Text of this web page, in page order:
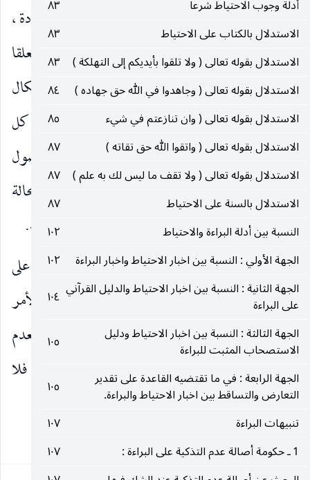
أدلة وجوب الاحتياط شرعا
٨٣
الاستدلال بالكتاب على الاحتياط
٨٣
الاستدلال بقوله تعالى ( ولا تلقوا بأيديكم إلى التهلكة ) ٨٣
الاستدلال بقوله تعالى ( وجاهدوا في الله حق جهاده )
٨٤
الاستدلال بقوله تعالى ( وان تنازعتم في شيء
٨٥
الاستدلال بقوله تعالى ( واتقوا الله حق تقاته )
٨٧
الاستدلال بقوله تعالى ( ولا تقف ما ليس لك به علم ) ٨٧
الاستدلال بالسنة على الاحتياط
٨٧
النسبة بين أدلة البراءة والاحتياط
١٠٢
الجهة الأولي : النسبة بين اخبار الاحتياط واخبار البراءة
١٠٢
الجهة الثانية : النسبة بين اخبار الاحتياط والدليل القرآني
على البراءة
١٠٤
الجهة الثالثة : النسبة بين اخبار الاحتياط ودليل
الاستصحاب المثبت للبراءة
١٠٥
الجهة الرابعة : في ما تقتضيه القاعدة على تقدير
التعارض والتساقط بين اخبار الاحتياط والبراءة.
١٠٥
تنبيهات البراءة
١٠٧
1 ـ حكومة أصالة عدم التذكية على البراءة :
١٠٧
يفترض فقهيا اشتراط قصد الأمر الجزمي المتعلق بالعبادة ،
وأخرى يفترض كفاية قصد الأمر الجزمي ولو كان متعلقا
بعنوان ثانوي منطبق على العبادة اما على الأول فلا إشكال
في سقوط التكليف حينئذ وارتفاع موضوعه لأن كل
تكليف مشروط بالقدرة عل متعلقه ومع عدم وصول
الأمر لا يتمكن المكلف من العبادة فيقطع بعدمه لا محالة
من دون فرق أيضا بين المسلكين في شرطية قصد القربة.
واما على فرض كفاية قصد مطلق الأمر المنطبق على
العبادة فقد يقال بإمكان الاحتياط نظرا إلى وجود الأمر
الجزمي الاستحبابي المتعلق بالاحتياط. وقد يقال بعدم
إمكانه لأن الأمر الجزمي قد تعلق بعنوان الاحتياط فلا
يمكن قصده الا بإتيان متعلقه
١١٩